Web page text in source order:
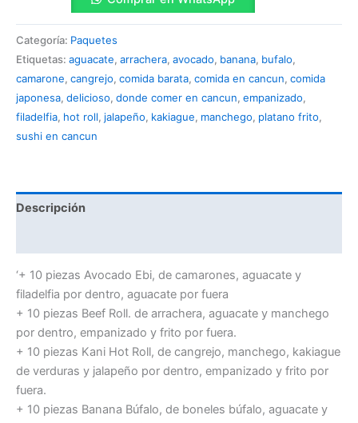
Categoría: Paquetes
Etiquetas: aguacate, arrachera, avocado, banana, bufalo,
camarone, cangrejo, comida barata, comida en cancun, comida
japonesa, delicioso, donde comer en cancun, empanizado,
filadelfia, hot roll, jalapeño, kakiague, manchego, platano frito,
sushi en cancun
Descripción
‘+ 10 piezas Avocado Ebi, de camarones, aguacate y
filadelfia por dentro, aguacate por fuera
+ 10 piezas Beef Roll. de arrachera, aguacate y manchego
por dentro, empanizado y frito por fuera.
+ 10 piezas Kani Hot Roll, de cangrejo, manchego, kakiague
de verduras y jalapeño por dentro, empanizado y frito por
fuera.
+ 10 piezas Banana Búfalo, de boneles búfalo, aguacate y